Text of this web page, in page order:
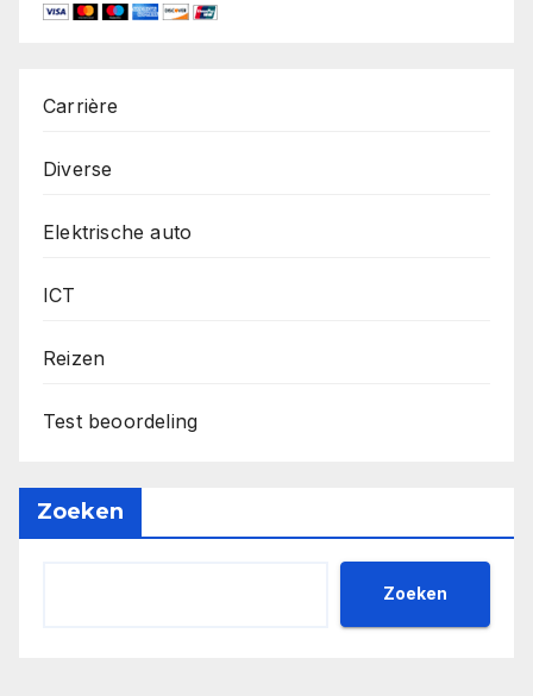
Carrière
Diverse
Elektrische auto
ICT
Reizen
Test beoordeling
Zoeken
Zoeken